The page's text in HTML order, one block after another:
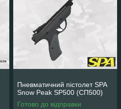
Пневматичний пістолет SPA
Snow Peak SP500 (СП500)
Готово до відправки